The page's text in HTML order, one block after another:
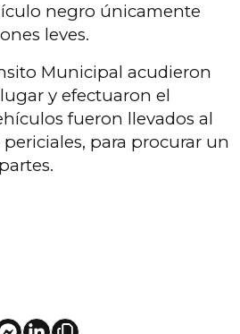
negro únicamente
leves.
Municipal acudieron
y efectuaron el
fueron llevados al
para procurar un